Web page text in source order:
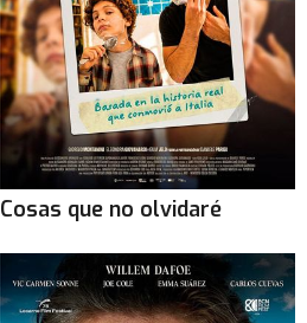
Cosas que no olvidaré